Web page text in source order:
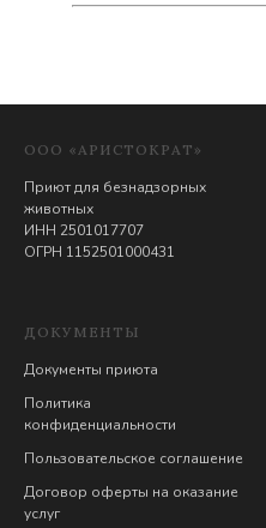
ООО «АРИСТОКРАТ»
Приют для безнадзорных
животных
ИНН 2501017707
ОГРН 1152501000431
ДОКУМЕНТЫ
Документы приюта
Политика
конфиденциальности
Пользовательское соглашение
Договор оферты на оказание
услуг